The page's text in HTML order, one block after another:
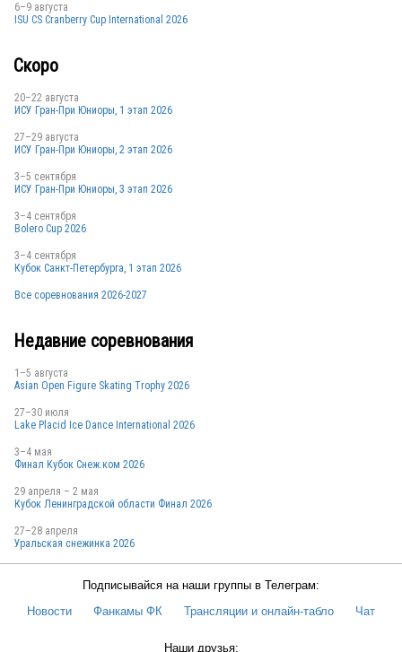
6–9 августа
ISU CS Cranberry Cup International 2026
Скоро
20–22 августа
ИСУ Гран-При Юниоры, 1 этап 2026
27–29 августа
ИСУ Гран-При Юниоры, 2 этап 2026
3–5 сентября
ИСУ Гран-При Юниоры, 3 этап 2026
3–4 сентября
Bolero Cup 2026
3–4 сентября
Кубок Санкт-Петербурга, 1 этап 2026
Все соревнования 2026-2027
Недавние соревнования
1–5 августа
Asian Open Figure Skating Trophy 2026
27–30 июля
Lake Placid Ice Dance International 2026
3–4 мая
Финал Кубок Снеж.ком 2026
29 апреля – 2 мая
Кубок Ленинградской области Финал 2026
27–28 апреля
Уральская снежинка 2026
Подписывайся на наши группы в Телеграм:
Новости
Фанкамы ФК Трансляции и онлайн-табло Чат
Наши друзья: